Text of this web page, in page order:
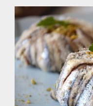
Ingrandisci
immagine